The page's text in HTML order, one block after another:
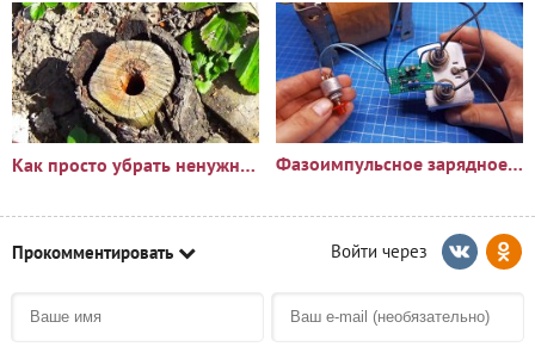
Как просто убрать ненужный пень?🪵 Фазоимпульсное зарядное устройство своими руками
Прокомментировать